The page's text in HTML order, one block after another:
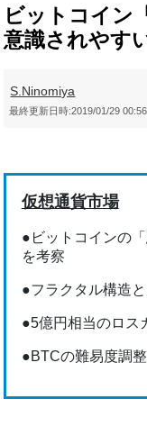
ビットコイン
意識されやす
S.Ninomiya
最終更新日時:2019/01/29 00:56
仮想通貨市場
●ビットコインの
を考察
●フラクタル構造
●5億円相当のロス
●BTCの難易度調